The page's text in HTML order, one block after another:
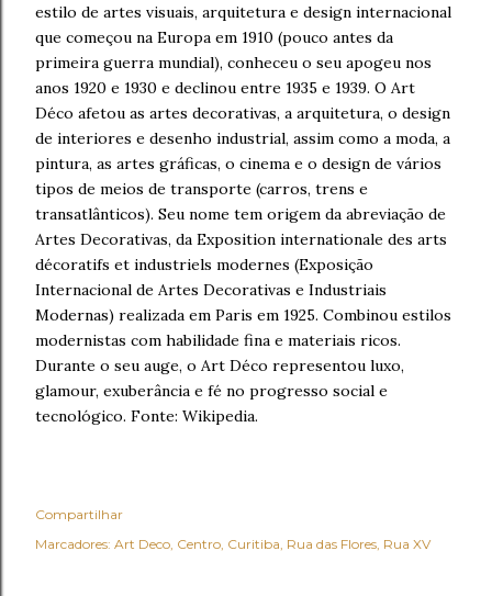
estilo de artes visuais, arquitetura e design internacional
que começou na Europa em 1910 (pouco antes da
primeira guerra mundial), conheceu o seu apogeu nos
anos 1920 e 1930 e declinou entre 1935 e 1939. O Art
Déco afetou as artes decorativas, a arquitetura, o design
de interiores e desenho industrial, assim como a moda, a
pintura, as artes gráficas, o cinema e o design de vários
tipos de meios de transporte (carros, trens e
transatlânticos). Seu nome tem origem da abreviação de
Artes Decorativas, da Exposition internationale des arts
décoratifs et industriels modernes (Exposição
Internacional de Artes Decorativas e Industriais
Modernas) realizada em Paris em 1925. Combinou estilos
modernistas com habilidade fina e materiais ricos.
Durante o seu auge, o Art Déco representou luxo,
glamour, exuberância e fé no progresso social e
tecnológico. Fonte: Wikipedia.
Compartilhar
Marcadores: Art Deco Centro Curitiba Rua das Flores Rua XV